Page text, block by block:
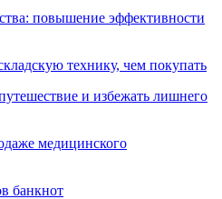
повышение эффективности
технику, чем покупать
и избежать лишнего
медицинского
банкнот